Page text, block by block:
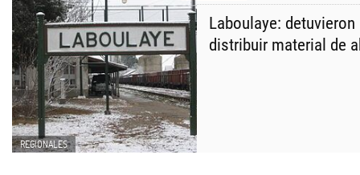
REGIONALES
Laboulaye:
distribuir material de